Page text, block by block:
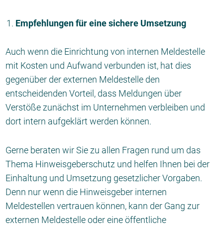
Empfehlungen für eine sichere Umsetzung
Auch wenn die Einrichtung von internen Meldestelle
mit Kosten und Aufwand verbunden ist, hat dies
gegenüber der externen Meldestelle den
entscheidenden Vorteil, dass Meldungen über
Verstöße zunächst im Unternehmen verbleiben und
dort intern aufgeklärt werden können.
Gerne beraten wir Sie zu allen Fragen rund um das
Thema Hinweisgeberschutz und helfen Ihnen bei der
Einhaltung und Umsetzung gesetzlicher Vorgaben.
Denn nur wenn die Hinweisgeber internen
Meldestellen vertrauen können, kann der Gang zur
externen Meldestelle oder eine öffentliche